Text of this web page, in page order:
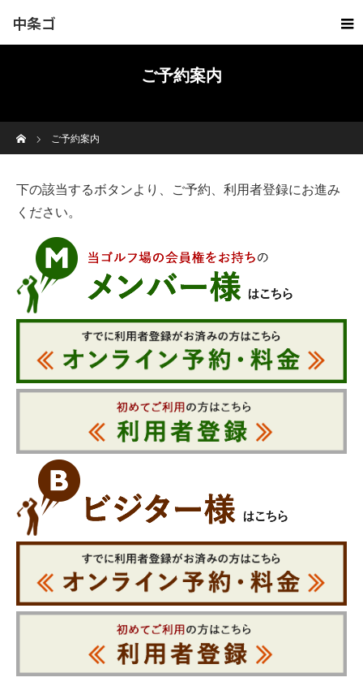
中条ゴ
ご予約案内
ご予約案内
下の該当するボタンより、ご予約、利用者登録にお進み
ください。